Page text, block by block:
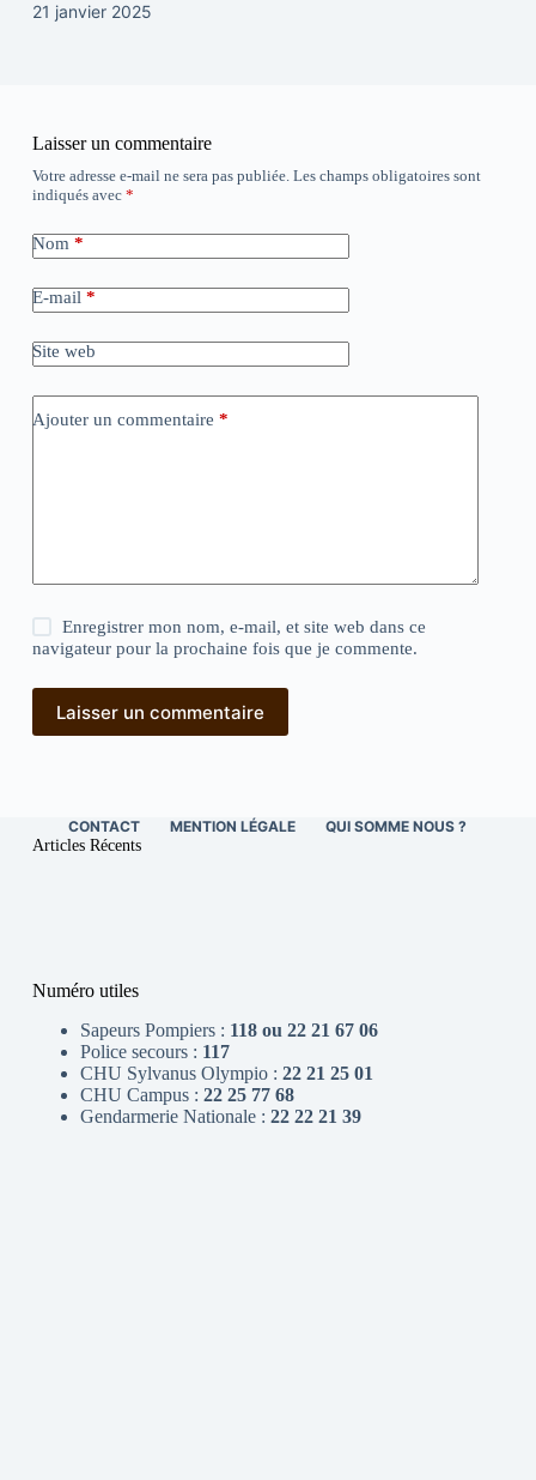
21 janvier 2025
Laisser un commentaire
Votre adresse e-mail ne sera pas publiée. Les champs obligatoires sont
indiqués avec *
Nom *
E-mail *
Site web
Ajouter un commentaire *
Enregistrer mon nom, e-mail, et site web dans ce
navigateur pour la prochaine fois que je commente.
Laisser un commentaire
CONTACT MENTION LÉGALE QUI SOMME NOUS ?
Articles Récents
Numéro utiles
Sapeurs Pompiers : 118 ou 22 21 67 06
Police secours : 117
CHU Sylvanus Olympio : 22 21 25 01
CHU Campus : 22 25 77 68
Gendarmerie Nationale : 22 22 21 39